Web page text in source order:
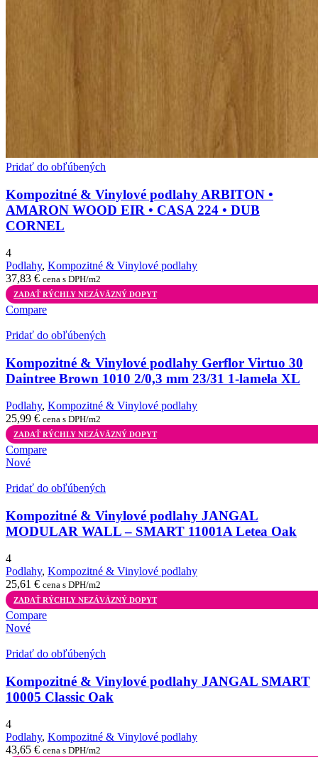
Pridať do obľúbených
Kompozitné & Vinylové podlahy ARBITON •
AMARON WOOD EIR • CASA 224 • DUB
CORNEL
4
Podlahy, Kompozitné & Vinylové podlahy
37,83 € cena s DPH/m2
ZADAŤ RÝCHLY NEZÁVÄZNÝ DOPYT
Compare
Pridať do obľúbených
Kompozitné & Vinylové podlahy Gerflor Virtuo 30
Daintree Brown 1010 2/0,3 mm 23/31 1-lamela XL
Podlahy, Kompozitné & Vinylové podlahy
25,99 € cena s DPH/m2
ZADAŤ RÝCHLY NEZÁVÄZNÝ DOPYT
Compare
Nové
Pridať do obľúbených
Kompozitné & Vinylové podlahy JANGAL
MODULAR WALL – SMART 11001A Letea Oak
4
Podlahy, Kompozitné & Vinylové podlahy
25,61 € cena s DPH/m2
ZADAŤ RÝCHLY NEZÁVÄZNÝ DOPYT
Compare
Nové
Pridať do obľúbených
Kompozitné & Vinylové podlahy JANGAL SMART
10005 Classic Oak
4
Podlahy, Kompozitné & Vinylové podlahy
43,65 € cena s DPH/m2